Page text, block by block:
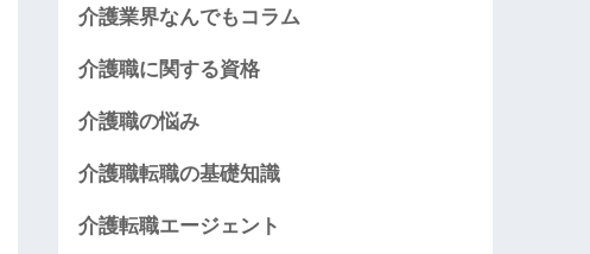
介護業界なんでもコラム
介護職に関する資格
介護職の悩み
介護職転職の基礎知識
介護転職エージェント